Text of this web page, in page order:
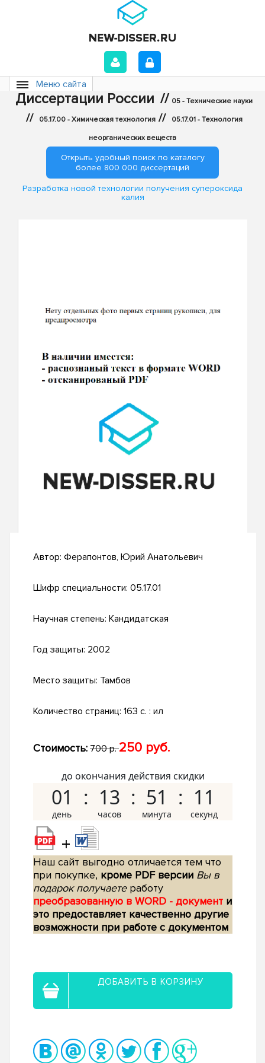
Меню сайта
Диссертации России // 05 - Технические науки
// 05.17.00 - Химическая технология // 05.17.01 - Технология
неорганических веществ
Открыть удобный поиск по каталогу
более 800 000 диссертаций
Разработка новой технологии получения супероксида
калия
Автор: Ферапонтов, Юрий Анатольевич
Шифр специальности: 05.17.01
Научная степень: Кандидатская
Год защиты: 2002
Место защиты: Тамбов
Количество страниц: 163 с. : ил
Стоимость: 700 р.250 руб.
до окончания действия скидки
01 13 51 10
+
Наш сайт выгодно отличается тем что
при покупке, кроме PDF версии Вы в
подарок получаетеработу
преобразованную в WORD - документ и
это предоставляет качественно другие
возможности при работе с документом
ДОБАВИТЬ В КОРЗИНУ